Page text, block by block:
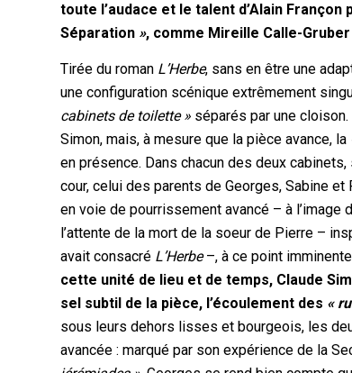
toute l’audace et le talent d’Alain
Séparation », comme Mireille Calle-
Tirée du roman L’Herbe, sans en être une
une configuration scénique extrêmement
cabinets de toilette » séparés par une
Simon, mais, à mesure que la pièce avance, la
en présence. Dans chacun des deux
cour, celui des parents de Georges, Sabine
en voie de pourrissement avancé – à
l’attente de la mort de la soeur de Pierre –
avait consacré L’Herbe–, à ce point imminente
cette unité de lieu et de temps, Claude
sel subtil de la pièce, l’écoulement des «
sous leurs dehors lisses et bourgeois, les
avancée : marqué par son expérience de la